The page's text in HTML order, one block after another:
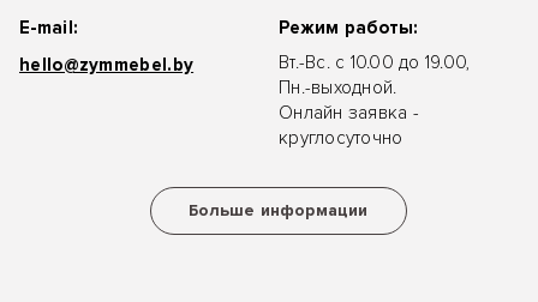
E-mail:
hello@zymmebel.by
Режим работы:
Вт.-Вс. с 10.00 до 19.00,
Пн.-выходной.
Онлайн заявка -
круглосуточно
Больше информации